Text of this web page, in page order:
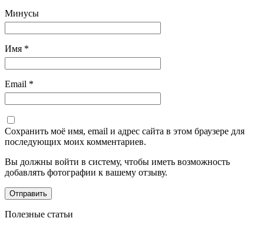
Минусы
Имя *
Email *
Сохранить моё имя, email и адрес сайта в этом браузере для
последующих моих комментариев.
Вы должны войти в систему, чтобы иметь возможность
добавлять фотографии к вашему отзыву.
Полезные статьи